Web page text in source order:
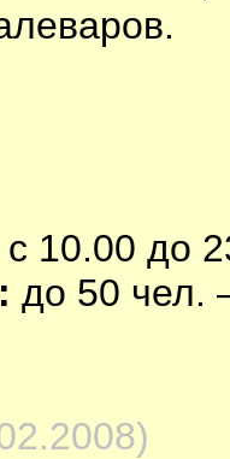
с 10.00 до
до 50 чел.